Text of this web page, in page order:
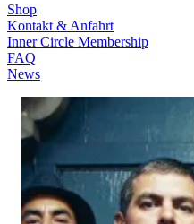
Shop
Kontakt & Anfahrt
Inner Circle Membership
FAQ
News